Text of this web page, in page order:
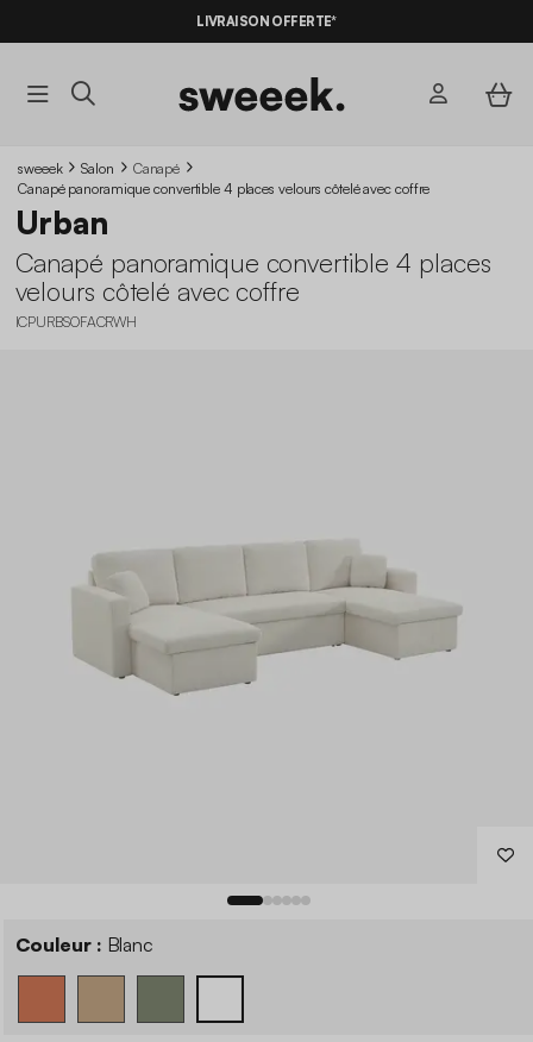
BONS PLANS* AVEC LECODE SUMMER10
LIVRAISON OFFERTE*
sweeek Salon
Canapé
Canapé panoramique convertible 4 places velours côtelé avec coffre
Urban
Canapé panoramique convertible 4 places
velours côtelé avec coffre
ICPURBSOFACRWH
Couleur : Blanc